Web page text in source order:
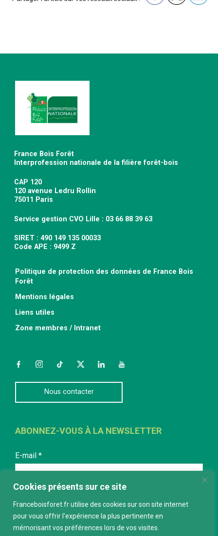
Cookies présents sur ce site
Franceboisforet.fr utilise des cookies sur son site internet
pour vous offrir l’expérience la plus pertinente en
mémorisant vos préférences lors de vos visites.
France Bois Forêt
Interprofession nationale de la filière forêt-bois
CAP 120
120 avenue Ledru Rollin
75011 Paris
Service gestion CVO Lille : 03 66 88 39 63
SIRET : 490 149 135 00033
Code APE : 9499 Z
Politique de protection des données de France Bois
Forêt
Mentions légales
Liens utiles
Zone membres / Intranet
FacebookInstagramTikTokTwitterLinkedInYouTube
Nous contacter
ABONNEZ-VOUS À LA NEWSLETTER
E-mail *